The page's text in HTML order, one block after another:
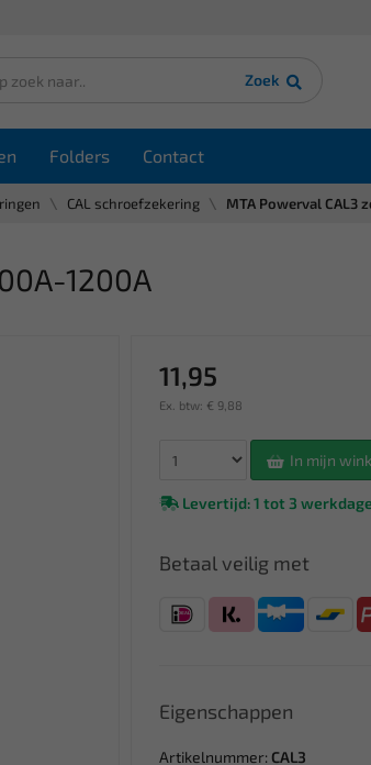
Zoek
Folders Contact
CAL schroefzekering MTA Powerval CAL3
1200A
11,95
Ex. btw: € 9,88
In mijn
Levertijd: 1 tot 3
Betaal veilig met
Eigenschappen
Artikelnummer: CAL3